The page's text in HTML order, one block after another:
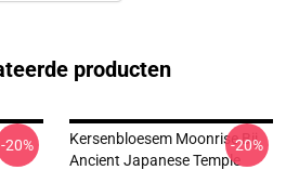
producten
-20%
Kersenbloesem Moonrise Bij
Ancient Japanese Temple
-20%